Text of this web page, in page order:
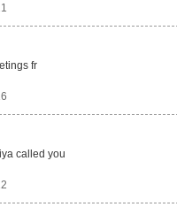
fr
called you